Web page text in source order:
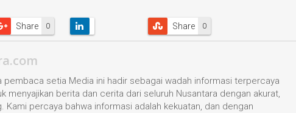
0
Share 0
Share
pembaca setia Media ini hadir sebagai wadah informasi terpercaya
menyajikan berita dan cerita dari seluruh Nusantara dengan akurat,
Kami percaya bahwa informasi adalah kekuatan, dan dengan